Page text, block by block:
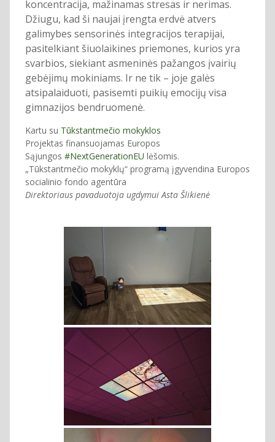
koncentracija, mažinamas stresas ir nerimas.
Džiugu, kad ši naujai įrengta erdvė atvers
galimybes sensorinės integracijos terapijai,
pasitelkiant šiuolaikines priemones, kurios yra
svarbios, siekiant asmeninės pažangos įvairių
gebėjimų mokiniams. Ir ne tik – joje galės
atsipalaiduoti, pasisemti puikių emocijų visa
gimnazijos bendruomenė.
Kartu su Tūkstantmečio mokyklos
Projektas finansuojamas Europos
Sąjungos #NextGenerationEU lėšomis.
„Tūkstantmečio mokyklų“ programą įgyvendina Europos
socialinio fondo agentūra
Direktoriaus pavaduotoja ugdymui Asta Šlikienė